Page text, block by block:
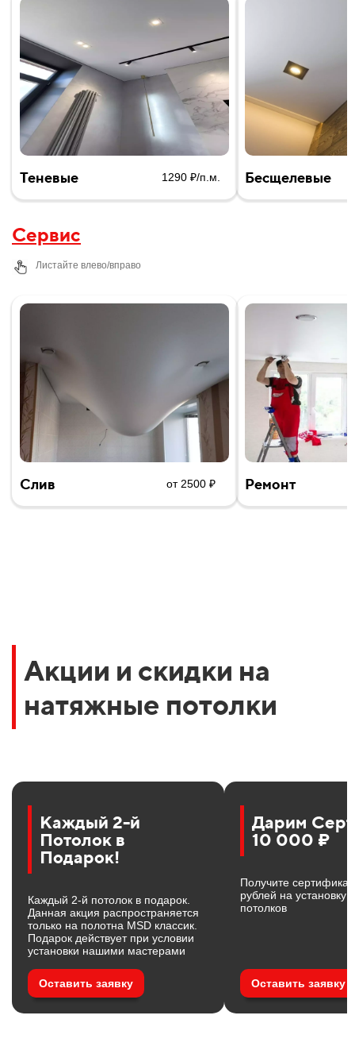
Теневые 1290 ₽/п.м. Бесщелевые
Сервис
Листайте влево/вправо
Слив от 2500 ₽ Ремонт
Акции и скидки на
натяжные потолки
Каждый 2-й
Потолок в
Подарок!
Каждый 2-й потолок в подарок.
Данная акция распространяется
только на полотна MSD классик.
Подарок действует при условии
установки нашими мастерами
Оставить заявку
Дарим
10 000 ₽
Получите
рублей на установку
потолков
Оставить заявку